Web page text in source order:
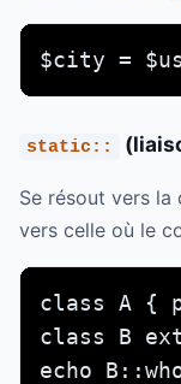
$city =
static::
Se résout vers la
vers celle où le
class A {
class B
echo